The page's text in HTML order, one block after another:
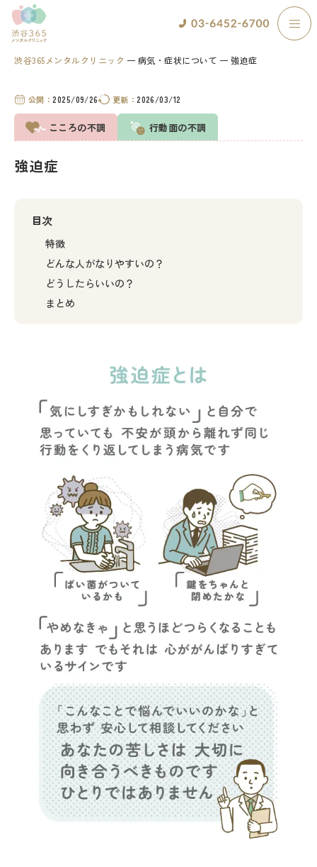
渋谷365メンタルクリニック 病気・症状について 強迫症
公開：2025/09/26 更新：2026/03/12
こころの不調 行動面の不調
強迫症
目次
特徴
どんな人がなりやすいの？
どうしたらいいの？
まとめ